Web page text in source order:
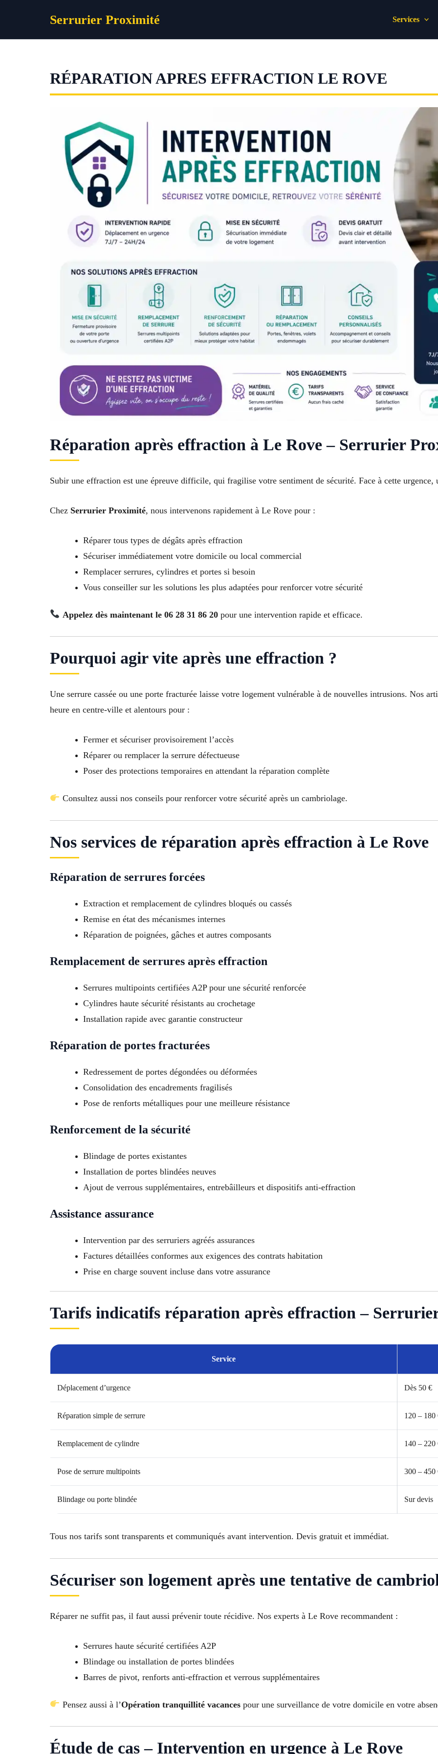
Serrurier Proximité Services
RÉPARATION APRES EFFRACTION LE ROVE
Réparation après effraction à Le Rove – Serrurier
Subir une effraction est une épreuve difficile, qui fragilise votre sentiment de sécurité. Face à cette
Chez Serrurier Proximité, nous intervenons rapidement à Le Rove pour :
Réparer tous types de dégâts après effraction
Sécuriser immédiatement votre domicile ou local commercial
Remplacer serrures, cylindres et portes si besoin
Vous conseiller sur les solutions les plus adaptées pour renforcer votre sécurité
Appelez dès maintenant le 06 28 31 86 20pour une intervention rapide et efficace.
Pourquoi agir vite après une effraction ?
Une serrure cassée ou une porte fracturée laisse votre logement vulnérable à de nouvelles intrusions. Nos
heure en centre-ville et alentours pour :
Fermer et sécuriser provisoirement l’accès
Réparer ou remplacer la serrure défectueuse
Poser des protections temporaires en attendant la réparation complète
Consultez aussi nos conseils pour renforcer votre sécurité après un cambriolage.
Nos services de réparation après effraction à Le Rove
Réparation de serrures forcées
Extraction et remplacement de cylindres bloqués ou cassés
Remise en état des mécanismes internes
Réparation de poignées, gâches et autres composants
Remplacement de serrures après effraction
Serrures multipoints certifiées A2P pour une sécurité renforcée
Cylindres haute sécurité résistants au crochetage
Installation rapide avec garantie constructeur
Réparation de portes fracturées
Redressement de portes dégondées ou déformées
Consolidation des encadrements fragilisés
Pose de renforts métalliques pour une meilleure résistance
Renforcement de la sécurité
Blindage de portes existantes
Installation de portes blindées neuves
Ajout de verrous supplémentaires, entrebâilleurs et dispositifs anti-effraction
Assistance assurance
Intervention par des serruriers agréés assurances
Factures détaillées conformes aux exigences des contrats habitation
Prise en charge souvent incluse dans votre assurance
Tarifs indicatifs réparation après effraction –
Service
Déplacement d’urgence Dès 50 €
Réparation simple de serrure 120 – 180
Remplacement de cylindre 140 – 220
Pose de serrure multipoints 300 – 450
Blindage ou porte blindée Sur devis
Tous nos tarifs sont transparents et communiqués avant intervention. Devis gratuit et immédiat.
Sécuriser son logement après une tentative de
Réparer ne suffit pas, il faut aussi prévenir toute récidive. Nos experts à Le Rove recommandent :
Serrures haute sécurité certifiées A2P
Blindage ou installation de portes blindées
Barres de pivot, renforts anti-effraction et verrous supplémentaires
Pensez aussi à l’Opération tranquillité vacancespour une surveillance de votre domicile en votre
Étude de cas – Intervention en urgence à Le Rove